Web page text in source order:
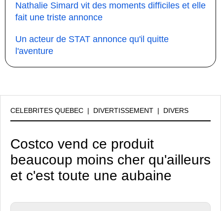
Nathalie Simard vit des moments difficiles et elle
fait une triste annonce
Un acteur de STAT annonce qu'il quitte
l'aventure
CELEBRITES QUEBEC | DIVERTISSEMENT | DIVERS
Costco vend ce produit
beaucoup moins cher qu'ailleurs
et c'est toute une aubaine